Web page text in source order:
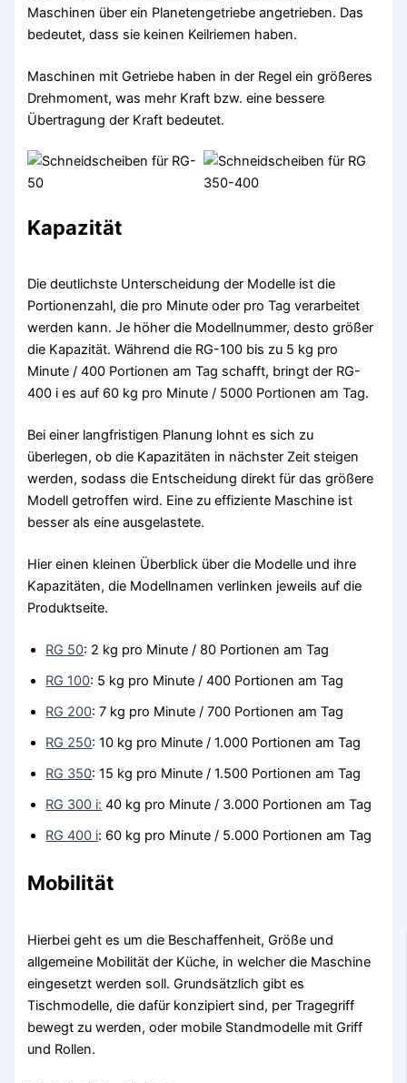
Maschinen über ein Planetengetriebe angetrieben. Das
bedeutet, dass sie keinen Keilriemen haben.
Maschinen mit Getriebe haben in der Regel ein größeres
Drehmoment, was mehr Kraft bzw. eine bessere
Übertragung der Kraft bedeutet.
Kapazität
Die deutlichste Unterscheidung der Modelle ist die
Portionenzahl, die pro Minute oder pro Tag verarbeitet
werden kann. Je höher die Modellnummer, desto größer
die Kapazität. Während die RG-100 bis zu 5 kg pro
Minute / 400 Portionen am Tag schafft, bringt der RG-
400 i es auf 60 kg pro Minute / 5000 Portionen am Tag.
Bei einer langfristigen Planung lohnt es sich zu
überlegen, ob die Kapazitäten in nächster Zeit steigen
werden, sodass die Entscheidung direkt für das größere
Modell getroffen wird. Eine zu effiziente Maschine ist
besser als eine ausgelastete.
Hier einen kleinen Überblick über die Modelle und ihre
Kapazitäten, die Modellnamen verlinken jeweils auf die
Produktseite.
RG 50: 2 kg pro Minute / 80 Portionen am Tag
RG 100: 5 kg pro Minute / 400 Portionen am Tag
RG 200: 7 kg pro Minute / 700 Portionen am Tag
RG 250: 10 kg pro Minute / 1.000 Portionen am Tag
RG 350: 15 kg pro Minute / 1.500 Portionen am Tag
RG 300 i: 40 kg pro Minute / 3.000 Portionen am Tag
RG 400 i: 60 kg pro Minute / 5.000 Portionen am Tag
Mobilität
Hierbei geht es um die Beschaffenheit, Größe und
allgemeine Mobilität der Küche, in welcher die Maschine
eingesetzt werden soll. Grundsätzlich gibt es
Tischmodelle, die dafür konzipiert sind, per Tragegriff
bewegt zu werden, oder mobile Standmodelle mit Griff
und Rollen.